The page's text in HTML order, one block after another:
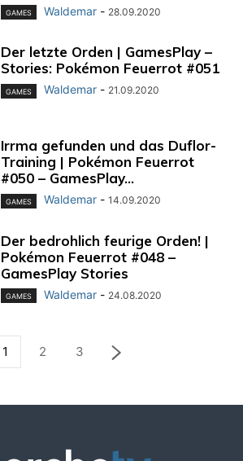
GAMES Waldemar - 28.09.2020
Der letzte Orden | GamesPlay –
Stories: Pokémon Feuerrot #051
GAMES Waldemar - 21.09.2020
Irrma gefunden und das Duflor-
Training | Pokémon Feuerrot
#050 – GamesPlay...
GAMES Waldemar - 14.09.2020
Der bedrohlich feurige Orden! |
Pokémon Feuerrot #048 –
GamesPlay Stories
GAMES Waldemar - 24.08.2020
1 2 3